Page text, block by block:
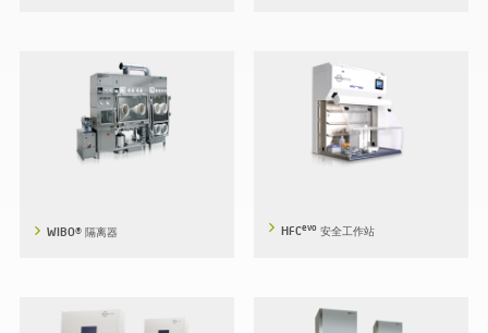
WIBO® 隔离器 HFCevo 安全工作站